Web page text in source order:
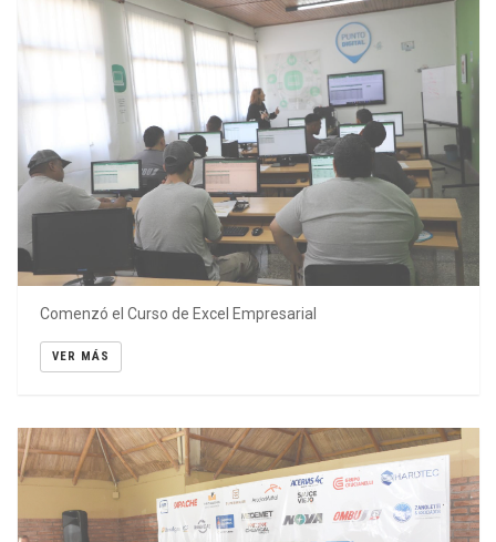
Comenzó el Curso de Excel Empresarial
VER MÁS